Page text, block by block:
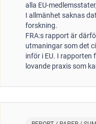
alla EU-
I allmänhet saknas
forskning.
FRA:s rapport är
utmaningar som det
inför i EU. I rapporten
lovande praxis som